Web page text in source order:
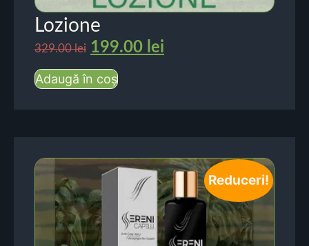
Lozione
329.00lei 199.00 lei
Adaugă în coș
Reduceri!